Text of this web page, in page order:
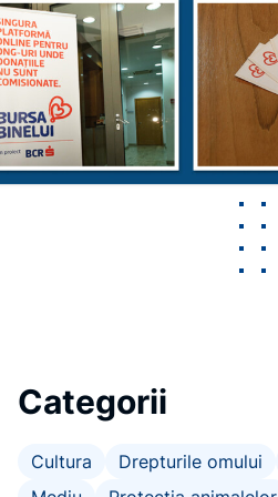
Categorii
Cultura Drepturile omului